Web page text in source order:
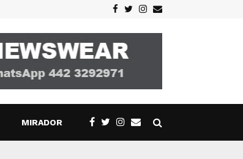
Facebook
TwitterInstagram
Email
MIRADOR